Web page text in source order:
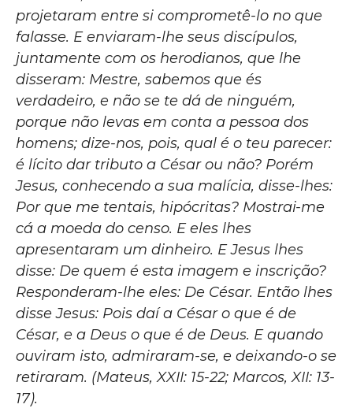
projetaram entre si comprometê-lo no que
falasse. E enviaram-lhe seus discípulos,
juntamente com os herodianos, que lhe
disseram: Mestre, sabemos que és
verdadeiro, e não se te dá de ninguém,
porque não levas em conta a pessoa dos
homens; dize-nos, pois, qual é o teu parecer:
é lícito dar tributo a César ou não? Porém
Jesus, conhecendo a sua malícia, disse-lhes:
Por que me tentais, hipócritas? Mostrai-me
cá a moeda do censo. E eles lhes
apresentaram um dinheiro. E Jesus lhes
disse: De quem é esta imagem e inscrição?
Responderam-lhe eles: De César. Então lhes
disse Jesus: Pois daí a César o que é de
César, e a Deus o que é de Deus. E quando
ouviram isto, admiraram-se, e deixando-o se
retiraram. (Mateus, XXII: 15-22; Marcos, XII: 13-
17).